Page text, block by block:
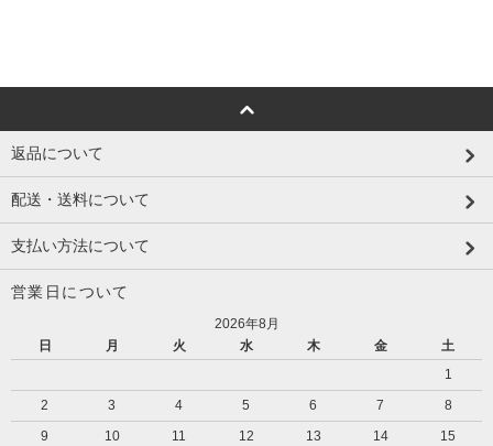
返品について
配送・送料について
支払い方法について
営業日について
2026年8月
日
月 火 水 木 金
土
1
2
3 4 5 6 7
8
9
10 11 12 13 14
15